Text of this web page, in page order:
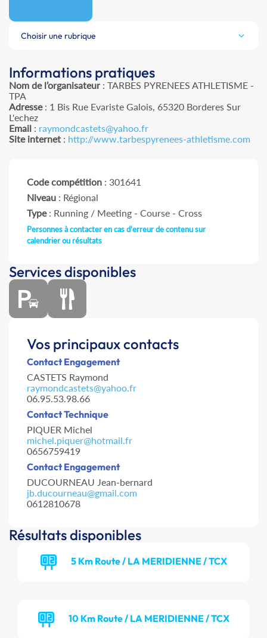
Choisir une rubrique
Informations pratiques
Nom de l’organisateur: TARBES PYRENEES ATHLETISME -
TPA
Adresse: 1 Bis Rue Evariste Galois, 65320 Borderes Sur
L'echez
Email : raymondcastets@yahoo.fr
Site internet : http://www.tarbespyrenees-athletisme.com
Code compétition : 301641
Niveau : Régional
Type: Running / Meeting - Course - Cross
Personnes à contacter en cas d'erreur de contenu sur
calendrier ou résultats
Services disponibles
Vos principaux contacts
Contact Engagement
CASTETS Raymond
raymondcastets@yahoo.fr
06.95.53.98.66
Contact Technique
PIQUER Michel
michel.piquer@hotmail.fr
0656759419
Contact Engagement
DUCOURNEAU Jean-bernard
jb.ducourneau@gmail.com
0612810678
Résultats disponibles
5 Km Route / LA MERIDIENNE / TCX
10 Km Route / LA MERIDIENNE / TCX